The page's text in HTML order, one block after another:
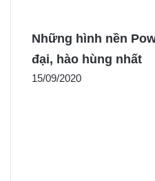
Những hình nền
đại, hào hùng nhất
15/09/2020